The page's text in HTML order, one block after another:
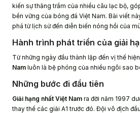
kiến sự thăng trầm của nhiều câu lạc bộ,
bền vững của bóng đá Việt Nam. Bài viết
phá từ lịch sử đến diễn biến nóng hổi của
Hành trình phát triển của giải
Từ những ngày đầu thành lập đến vị thế
Nam luôn là bệ phóng của nhiều ngôi sao
Những bước đi đầu tiên
Giải hạng nhất Việt Nam ra đời năm 1997
thay thế các giải A1 trước đó. Đội vô địch